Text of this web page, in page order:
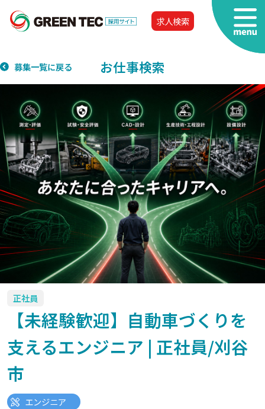
求人検索
お仕事検索
募集一覧に戻る
正社員
【未経験歓迎】自動車づくりを
支えるエンジニア | 正社員/刈谷
市
エンジニア